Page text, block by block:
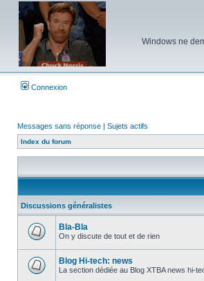
Windows ne
Connexion
Messages sans réponse | Sujets actifs
Index du forum
Discussions généralistes
message
non
Bla-Bla
On y discute de tout et de rien
Blog Hi-tech: news
La section dédiée au Blog XTBA news hi-